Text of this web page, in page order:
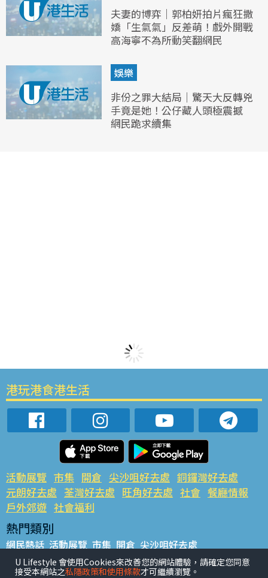
夫妻的博弈｜郭柏妍拍片瘋狂撒
嬌「生氣氣」反差萌！戲外開戰
高海寧不為所動笑翻網民
娛樂
非份之罪大結局｜驚天大反轉兇
手竟是她！公仔藏人頭極震撼
網民跪求續集
港玩港食港生活
活動展覽 市集 開倉 尖沙咀好去處 銅鑼灣好去處
元朗好去處 荃灣好去處 旺角好去處 社會 餐廳情報
戶外郊遊 社會福利
熱門類別
網民熱話 活動展覽 市集 開倉 尖沙咀好去處
銅鑼灣好去處 元朗好去處 荃灣好去處 旺角好去處 社會
餐廳情報 戶外郊遊
U Lifestyle 會使用Cookies來改善您的網站體驗，請確定您同意
接受本網站之私隱政策和使用條款才可繼續瀏覽。